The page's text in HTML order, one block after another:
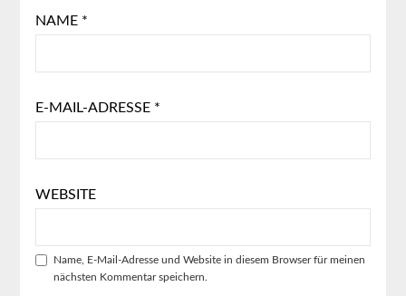
NAME *
E-MAIL-ADRESSE *
WEBSITE
Name, E-Mail-Adresse und Website in diesem Browser für meinen
nächsten Kommentar speichern.